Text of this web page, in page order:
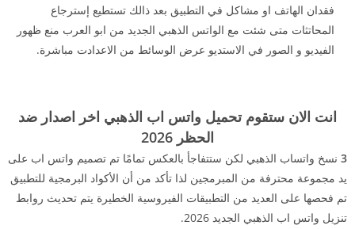
فقدان الهاتف او مشاكل في التطبيق بعد ذالك تستطيع إسترجاع
المحاتثات متى شئت مع الواتس الذهبي الجديد من ابو العرب منع ظهور
الفيديو و الصور في الاستديو عرض الوسائط من الاعدادت مباشرة.
انت الان ستقوم تحميل واتس اب الذهبي اخر اصدار ضد
الحظر 2026
3 نسخ واتساب الذهبي لكن ستتفاجأ بالعكس تمامًا تم تصميم واتس اب على
يد مجموعة محترفة من المبرمجين لذا تأكد من أن الأكواد البرمجية للتطبيق
تم فحصها على العديد من التطبيقات الفيروسية الخطيرة يتم تحديث روابط
تنزيل واتس اب الذهبي الجديد 2026.